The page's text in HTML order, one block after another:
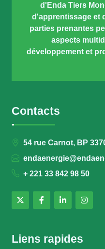
d'Enda Tiers
d'apprentissage et
parties prenantes
aspects
développement et
Contacts
54 rue Carnot, BP
+ 221 33 842 98 50
Liens rapides